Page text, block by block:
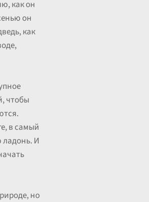
как он
он
как
чтобы
в самый
ладонь. И
но